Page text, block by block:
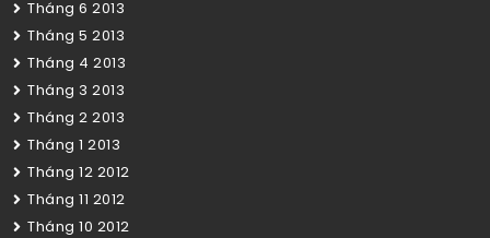
Tháng 6 2013
Tháng 5 2013
Tháng 4 2013
Tháng 3 2013
Tháng 2 2013
Tháng 1 2013
Tháng 12 2012
Tháng 11 2012
Tháng 10 2012